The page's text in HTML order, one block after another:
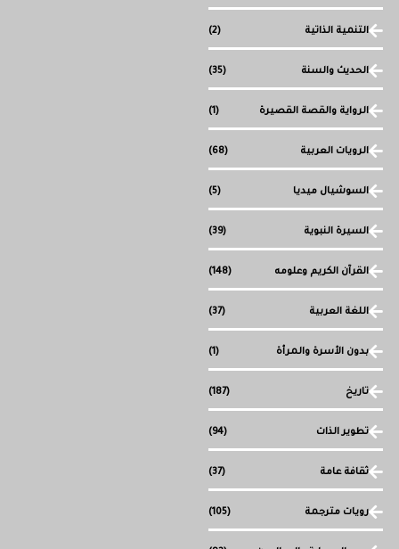
التنمية الذاتية (2)
الحديث والسنة (35)
الرواية والقصة القصيرة (1)
الرويات العربية (68)
السوشيال ميديا (5)
السيرة النبوية (39)
القرآن الكريم وعلومه (148)
اللغة العربية (37)
بدون الأسرة والمرأة (1)
تاريخ (187)
تطوير الذات (94)
ثقافة عامة (37)
رويات مترجمة (105)